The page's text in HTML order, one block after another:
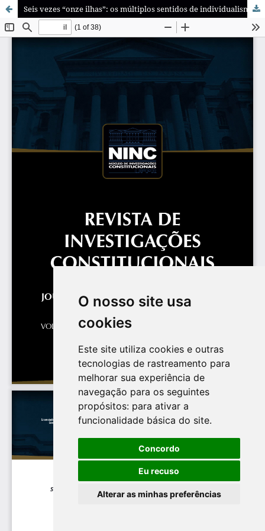
O nosso site usa
cookies
Este site utiliza cookies e outras
tecnologias de rastreamento para
melhorar sua experiência de
navegação para os seguintes
propósitos: para ativar a
funcionalidade básica do site.
Concordo
Eu recuso
Alterar as minhas preferências
Seis vezes “onze ilhas”: os múltiplos sentidos de individualismo em interpretações sobre o STF